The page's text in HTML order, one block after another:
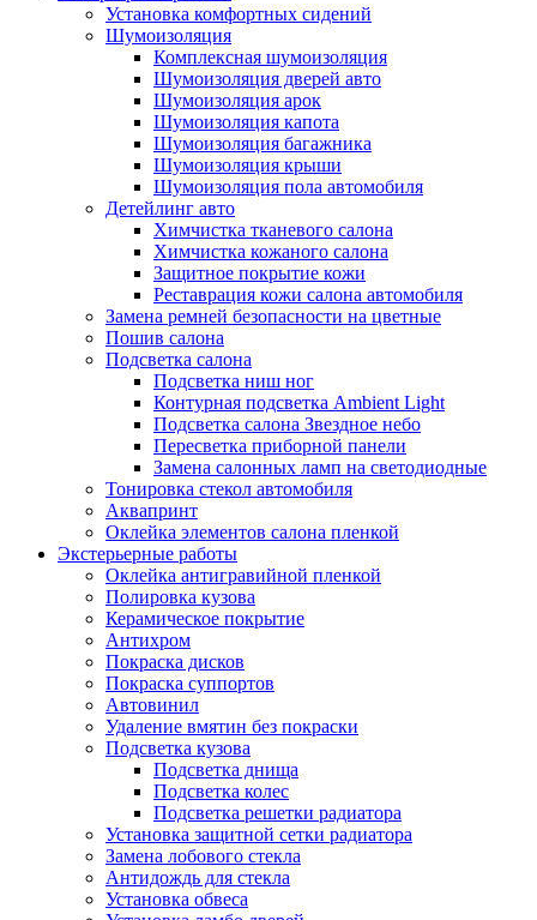
Установка комфортных сидений
Шумоизоляция
Комплексная шумоизоляция
Шумоизоляция дверей авто
Шумоизоляция арок
Шумоизоляция капота
Шумоизоляция багажника
Шумоизоляция крыши
Шумоизоляция пола автомобиля
Детейлинг авто
Химчистка тканевого салона
Химчистка кожаного салона
Защитное покрытие кожи
Реставрация кожи салона автомобиля
Замена ремней безопасности на цветные
Пошив салона
Подсветка салона
Подсветка ниш ног
Контурная подсветка Ambient Light
Подсветка салона Звездное небо
Пересветка приборной панели
Замена салонных ламп на светодиодные
Тонировка стекол автомобиля
Аквапринт
Оклейка элементов салона пленкой
Экстерьерные работы
Оклейка антигравийной пленкой
Полировка кузова
Керамическое покрытие
Антихром
Покраска дисков
Покраска суппортов
Автовинил
Удаление вмятин без покраски
Подсветка кузова
Подсветка днища
Подсветка колес
Подсветка решетки радиатора
Установка защитной сетки радиатора
Замена лобового стекла
Антидождь для стекла
Установка обвеса